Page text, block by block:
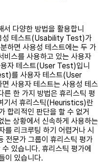
다양한 방법을 활용합니
성 테스트(Usability Test)가
하면 사용성 테스트에는 두 가
비스를 사용하고 있는 사용자
자 테스트(User Test)입니
를 사용자 테스트(User
사용자 테스트는 사용성 테스
른 한 가지 방법은 휴리스틱 평
서 휴리스틱(Heuristics)란
합리적인 판단을 할 수 없거
는 상황에서 신속하게 사용하는
를 리크루팅 하기 어렵거나 시
전문가 그룹이 휴리스틱 평가
있습니다. 휴리스틱 평가에
이 있습니다.